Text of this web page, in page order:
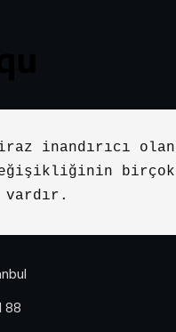
inandırıcı olan
birçok
vardır.
88